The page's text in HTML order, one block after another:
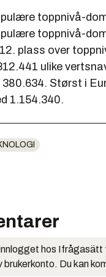
toppnivå-
toppnivå-
plass over
ulike
380.634. Størst i
1.154.340.
hos
Du kan